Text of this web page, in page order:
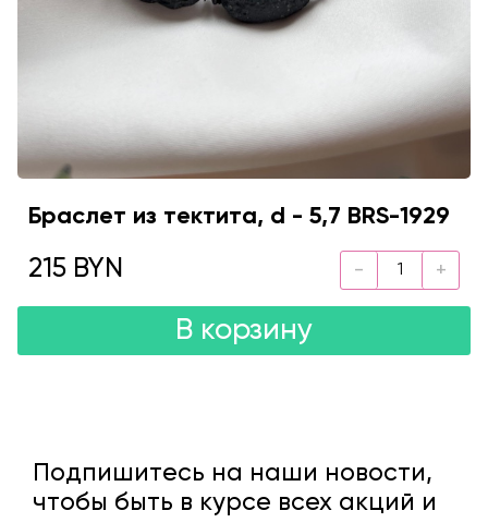
Браслет из тектита, d - 5,7 BRS-1929
215 BYN
В корзину
Подпишитесь на наши новости,
чтобы быть в курсе всех акций и